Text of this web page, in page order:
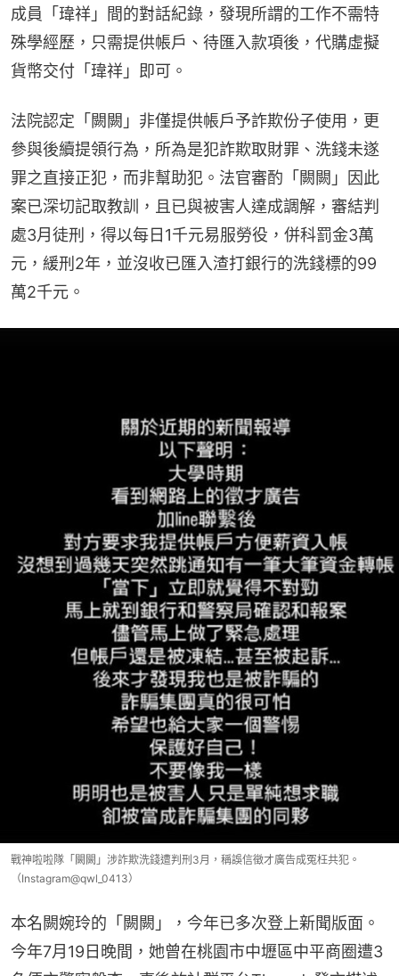
成員「瑋祥」間的對話紀錄，發現所謂的工作不需特
殊學經歷，只需提供帳戶、待匯入款項後，代購虛擬
貨幣交付「瑋祥」即可。
法院認定「闕闕」非僅提供帳戶予詐欺份子使用，更
參與後續提領行為，所為是犯詐欺取財罪、洗錢未遂
罪之直接正犯，而非幫助犯。法官審酌「闕闕」因此
案已深切記取教訓，且已與被害人達成調解，審結判
處3月徒刑，得以每日1千元易服勞役，併科罰金3萬
元，緩刑2年，並沒收已匯入渣打銀行的洗錢標的99
萬2千元。
戰神啦啦隊「闕闕」涉詐欺洗錢遭判刑3月，稱誤信徵才廣告成冤枉共犯。
（Instagram@qwl_0413）
本名闕婉玲的「闕闕」，今年已多次登上新聞版面。
今年7月19日晚間，她曾在桃園市中壢區中平商圈遭3